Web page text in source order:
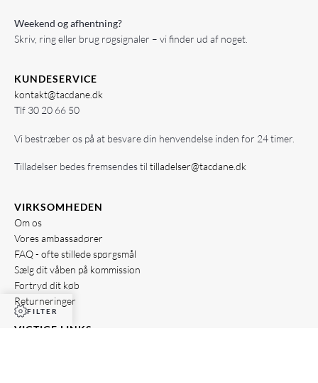
FILTER
Weekend og afhentning?
Skriv, ring eller brug røgsignaler – vi finder ud af noget.
KUNDESERVICE
kontakt@tacdane.dk
Tlf 30 20 66 50
Vi bestræber os på at besvare din henvendelse inden for 24 timer.
Tilladelser bedes fremsendes til tilladelser@tacdane.dk
VIRKSOMHEDEN
Om os
Vores ambassadører
FAQ - ofte stillede spørgsmål
Sælg dit våben på kommission
Fortryd dit køb
Returneringer
VIGTIGE LINKS